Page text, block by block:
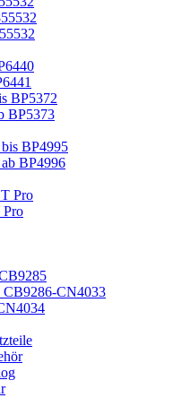
BP5372
BP5373
BP4995
BP4996
Pro
Pro
CB9286-CN4033